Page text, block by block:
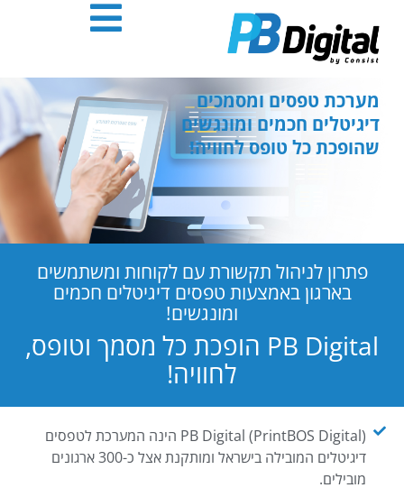
אנטר
מערכת טפסים ומסמכים
דיגיטלים חכמים ומונגשים
שהופכת כל טופס לחוויה!
פתרון לניהול תקשורת עם לקוחות ומשתמשים
בארגון באמצעות טפסים דיגיטלים חכמים
ומונגשים!
PB Digital הופכת כל מסמך וטופס,
לחוויה!
PB Digital (PrintBOS Digital) הינה המערכת לטפסים
דיגיטלים המובילה בישראל ומותקנת אצל כ-300 ארגונים
מובילים.